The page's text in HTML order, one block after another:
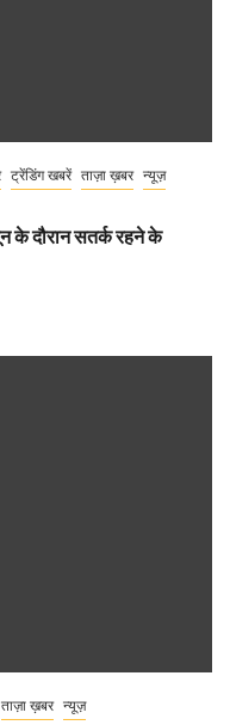
ट्रेंडिंग खबरें ताज़ा ख़बर न्यूज़
के दौरान सतर्क रहने के
ताज़ा ख़बर न्यूज़